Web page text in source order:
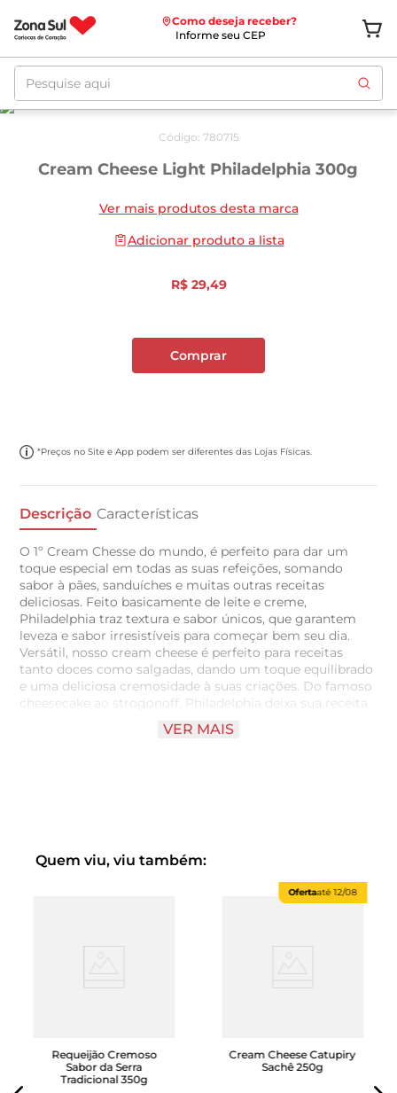
Como deseja receber?
Informe seu CEP
Pesquise aqui
Código: 780715
Cream Cheese Light Philadelphia 300g
Ver mais produtos desta marca
Adicionar produto a lista
R$ 29,49
Comprar
*Preços no Site e App podem ser diferentes das Lojas Físicas.
Descrição Características
O 1º Cream Chesse do mundo, é perfeito para dar um
toque especial em todas as suas refeições, somando
sabor à pães, sanduíches e muitas outras receitas
deliciosas. Feito basicamente de leite e creme,
Philadelphia traz textura e sabor únicos, que garantem
leveza e sabor irresistíveis para começar bem seu dia.
Versátil, nosso cream cheese é perfeito para receitas
tanto doces como salgadas, dando um toque equilibrado
e uma deliciosa cremosidade à suas criações. Do famoso
cheesecake ao strogonoff, Philadelphia deixa sua receita
Você, com o 1º Cream Chese do mundo, sua criatividade
VER MAIS
Quem viu, viu também:
Requeijão Cremoso
Sabor da Serra
Tradicional 350g
Ofertaaté12/08
Cream Cheese Catupiry
Sachê 250g